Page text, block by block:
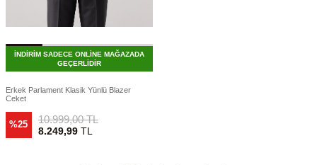
İNDİRİM SADECE ONLİNE MAĞAZADA
GEÇERLİDİR
Erkek Parlament Klasik Yünlü Blazer
Ceket
%25 10.999,00TL
8.249,99TL